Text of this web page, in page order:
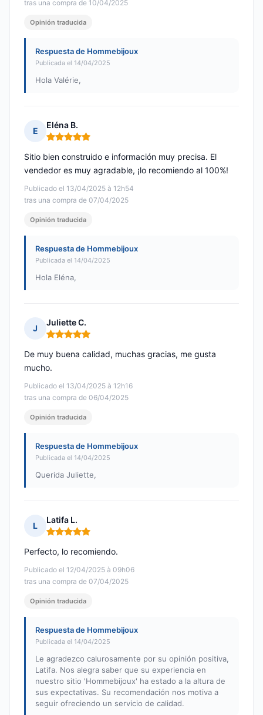
tras una compra de 10/04/2025
Opinión traducida
Respuesta de Hommebijoux
Publicada el 14/04/2025
Hola Valérie,
E
Eléna B.
Nota: 5 de 5
Publicado el 13/04/2025 à 12h54
tras una compra de 07/04/2025
Sitio bien construido e información muy precisa. El
vendedor es muy agradable, ¡lo recomiendo al 100%!
Opinión traducida
Respuesta de Hommebijoux
Publicada el 14/04/2025
Hola Eléna,
J
Juliette C.
Nota: 5 de 5
Publicado el 13/04/2025 à 12h16
tras una compra de 06/04/2025
De muy buena calidad, muchas gracias, me gusta
mucho.
Opinión traducida
Respuesta de Hommebijoux
Publicada el 14/04/2025
Querida Juliette,
L
Latifa L.
Nota: 5 de 5
Publicado el 12/04/2025 à 09h06
tras una compra de 07/04/2025
Perfecto, lo recomiendo.
Opinión traducida
Respuesta de Hommebijoux
Publicada el 14/04/2025
Le agradezco calurosamente por su opinión positiva,
Latifa. Nos alegra saber que su experiencia en
nuestro sitio 'Hommebijoux' ha estado a la altura de
sus expectativas. Su recomendación nos motiva a
seguir ofreciendo un servicio de calidad.